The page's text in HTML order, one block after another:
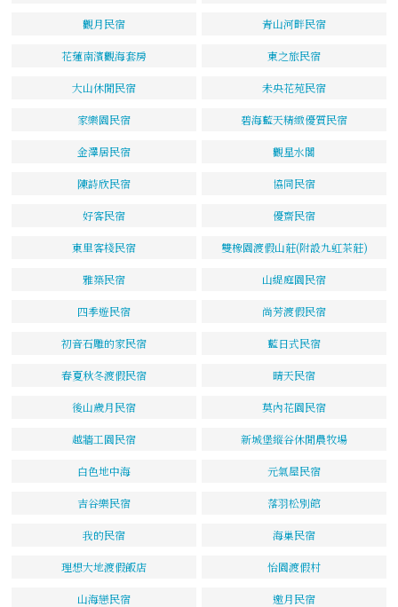
觀月民宿 青山河畔民宿
花蓮南濱觀海套房 東之旅民宿
大山休閒民宿 未央花苑民宿
家樂園民宿 碧海藍天精緻優質民宿
金澤居民宿 觀星水閣
陳詩欣民宿 協同民宿
好客民宿 優齋民宿
東里客棧民宿 雙橡園渡假山莊(附設九虹茶莊)
雅築民宿 山緹庭園民宿
四季遊民宿 尚芳渡假民宿
初音石雕的家民宿 藍日式民宿
春夏秋冬渡假民宿 晴天民宿
後山歲月民宿 莫內花園民宿
越牆工園民宿 新城堡縱谷休閒農牧場
白色地中海 元氣屋民宿
吉谷樂民宿 落羽松別館
我的民宿 海巢民宿
理想大地渡假飯店 怡園渡假村
山海戀民宿 邀月民宿